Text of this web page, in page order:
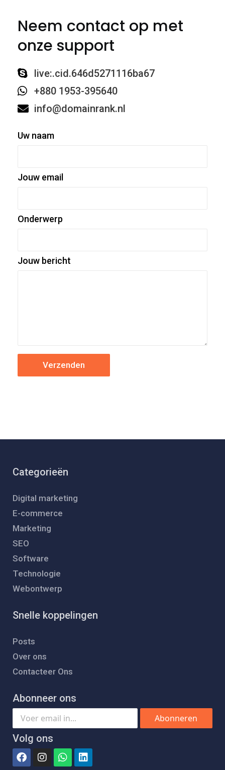
Neem contact op met
onze support
live:.cid.646d5271116ba67
+880 1953-395640
info@domainrank.nl
Uw naam
Jouw email
Onderwerp
Jouw bericht
Categorieën
Digital marketing
E-commerce
Marketing
SEO
Software
Technologie
Webontwerp
Snelle koppelingen
Posts
Over ons
Contacteer Ons
Abonneer ons
Abonneren
Volg ons